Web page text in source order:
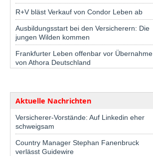
R+V bläst Verkauf von Condor Leben ab
Ausbildungsstart bei den Versicherern: Die
jungen Wilden kommen
Frankfurter Leben offenbar vor Übernahme
von Athora Deutschland
Aktuelle Nachrichten
Versicherer-Vorstände: Auf Linkedin eher
schweigsam
Country Manager Stephan Fanenbruck
verlässt Guidewire